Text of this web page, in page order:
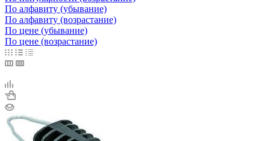
По алфавиту (убывание)
По алфавиту (возрастание)
По цене (убывание)
По цене (возрастание)